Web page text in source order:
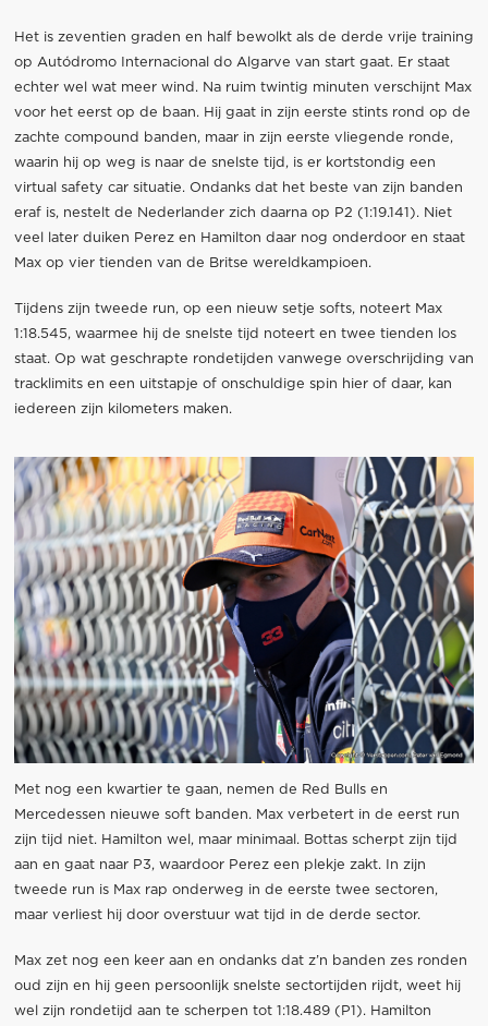
Het is zeventien graden en half bewolkt als de derde vrije training
op Autódromo Internacional do Algarve van start gaat. Er staat
echter wel wat meer wind. Na ruim twintig minuten verschijnt Max
voor het eerst op de baan. Hij gaat in zijn eerste stints rond op de
zachte compound banden, maar in zijn eerste vliegende ronde,
waarin hij op weg is naar de snelste tijd, is er kortstondig een
virtual safety car situatie. Ondanks dat het beste van zijn banden
eraf is, nestelt de Nederlander zich daarna op P2 (1:19.141). Niet
veel later duiken Perez en Hamilton daar nog onderdoor en staat
Max op vier tienden van de Britse wereldkampioen.
Tijdens zijn tweede run, op een nieuw setje softs, noteert Max
1:18.545, waarmee hij de snelste tijd noteert en twee tienden los
staat. Op wat geschrapte rondetijden vanwege overschrijding van
tracklimits en een uitstapje of onschuldige spin hier of daar, kan
iedereen zijn kilometers maken.
Met nog een kwartier te gaan, nemen de Red Bulls en
Mercedessen nieuwe soft banden. Max verbetert in de eerst run
zijn tijd niet. Hamilton wel, maar minimaal. Bottas scherpt zijn tijd
aan en gaat naar P3, waardoor Perez een plekje zakt. In zijn
tweede run is Max rap onderweg in de eerste twee sectoren,
maar verliest hij door overstuur wat tijd in de derde sector.
Max zet nog een keer aan en ondanks dat z’n banden zes ronden
oud zijn en hij geen persoonlijk snelste sectortijden rijdt, weet hij
wel zijn rondetijd aan te scherpen tot 1:18.489 (P1). Hamilton